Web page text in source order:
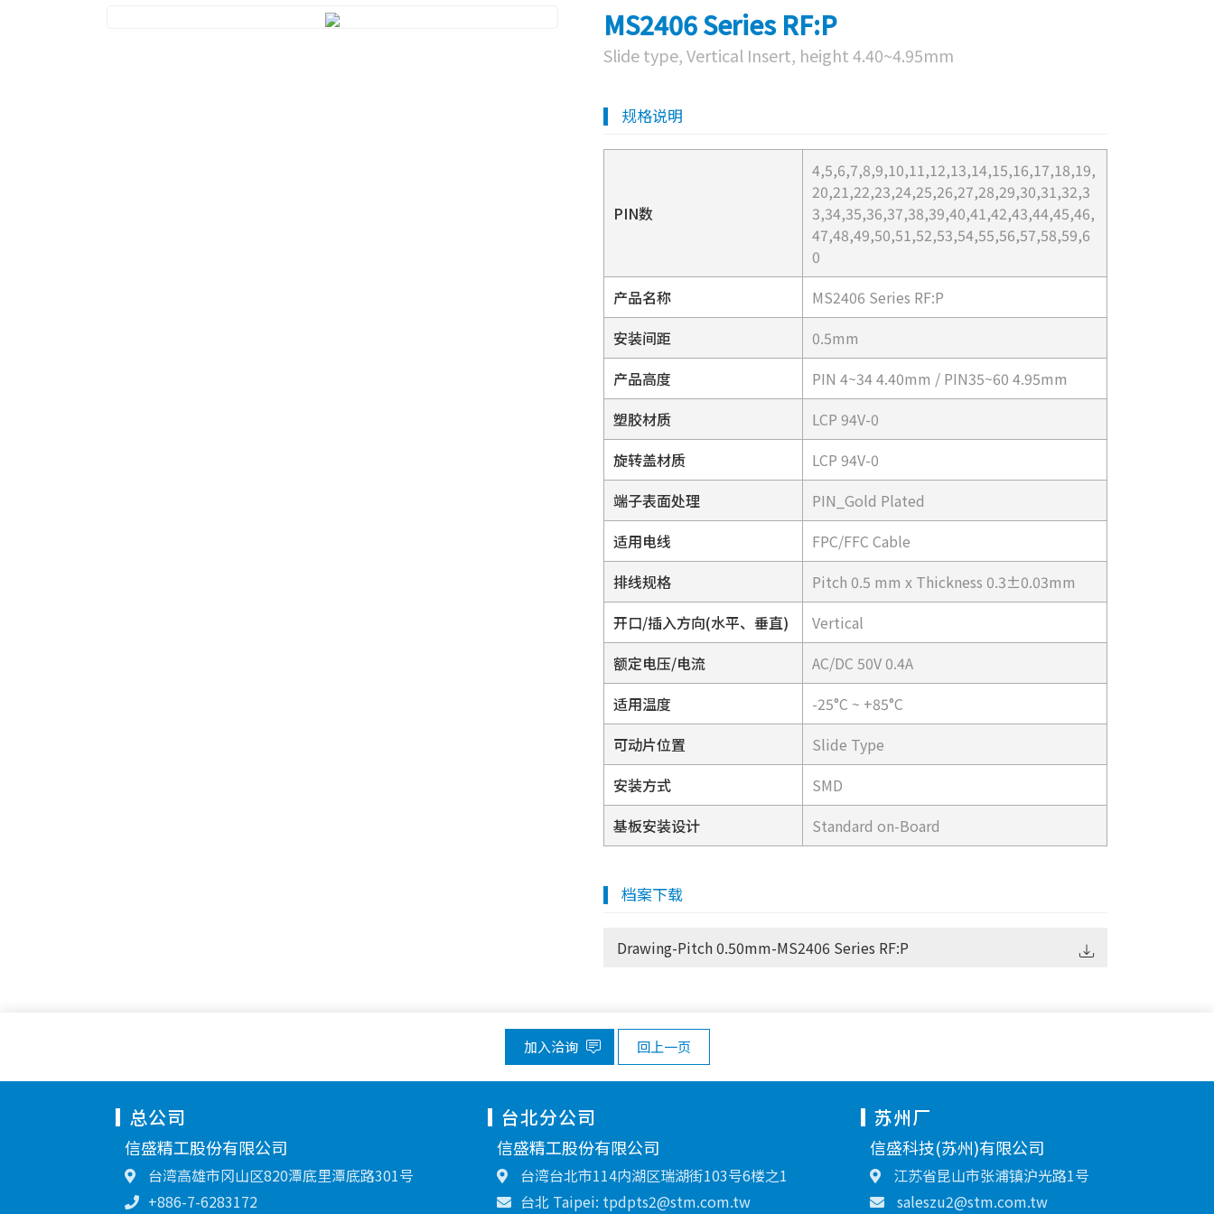
MS2406 Series RF:P
Slide type, Vertical Insert, height 4.40~4.95mm
规格说明
PIN数
4,5,6,7,8,9,10,11,12,13,14,15,16,17,18,19,
20,21,22,23,24,25,26,27,28,29,30,31,32,3
3,34,35,36,37,38,39,40,41,42,43,44,45,46,
47,48,49,50,51,52,53,54,55,56,57,58,59,6
0
产品名称
MS2406 Series RF:P
安装间距
0.5mm
产品高度
PIN 4~34 4.40mm / PIN35~60 4.95mm
塑胶材质
LCP 94V-0
旋转盖材质
LCP 94V-0
端子表面处理
PIN_Gold Plated
适用电线
FPC/FFC Cable
排线规格
Pitch 0.5 mm x Thickness 0.3±0.03mm
开口/插入方向(水平、垂直)
Vertical
额定电压/电流
AC/DC 50V 0.4A
适用温度
-25°C ~ +85°C
可动片位置
Slide Type
安装方式
SMD
基板安装设计
Standard on-Board
档案下载
Drawing-Pitch 0.50mm-MS2406 Series RF:P
加入洽询 回上一页
总公司
信盛精工股份有限公司
台湾高雄市冈山区820潭底里潭底路301号
+886-7-6283172
台北分公司
信盛精工股份有限公司
台湾台北市114内湖区瑞湖街103号6楼之1
台北 Taipei: tpdpts2@stm.com.tw
苏州厂
信盛科技(苏州)有限公司
江苏省昆山市张浦镇沪光路1号
saleszu2@stm.com.tw